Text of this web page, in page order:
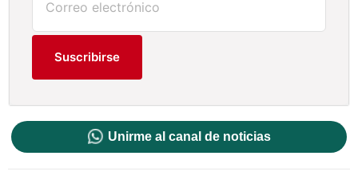
Suscribirse
Unirme al canal de noticias